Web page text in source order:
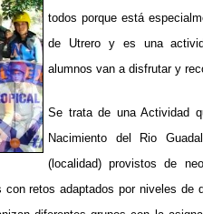
todos porque está
de Utrero y es una
alumnos van a disfrutar y
Se trata de una Actividad
Nacimiento del Rio
(localidad) provistos de
retos adaptados por niveles de